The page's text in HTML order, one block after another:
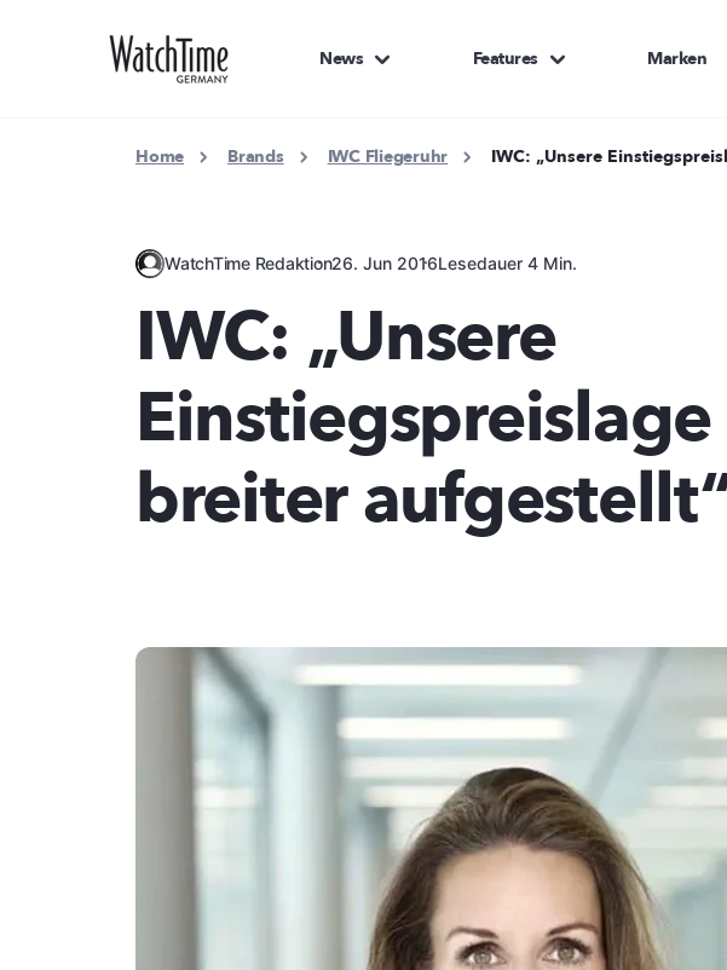
News Features Marken
Home Brands IWC Fliegeruhr IWC: „Unsere
WatchTime Redaktion26. Jun 2016Lesedauer 4 Min.
IWC: „Unsere
breiter